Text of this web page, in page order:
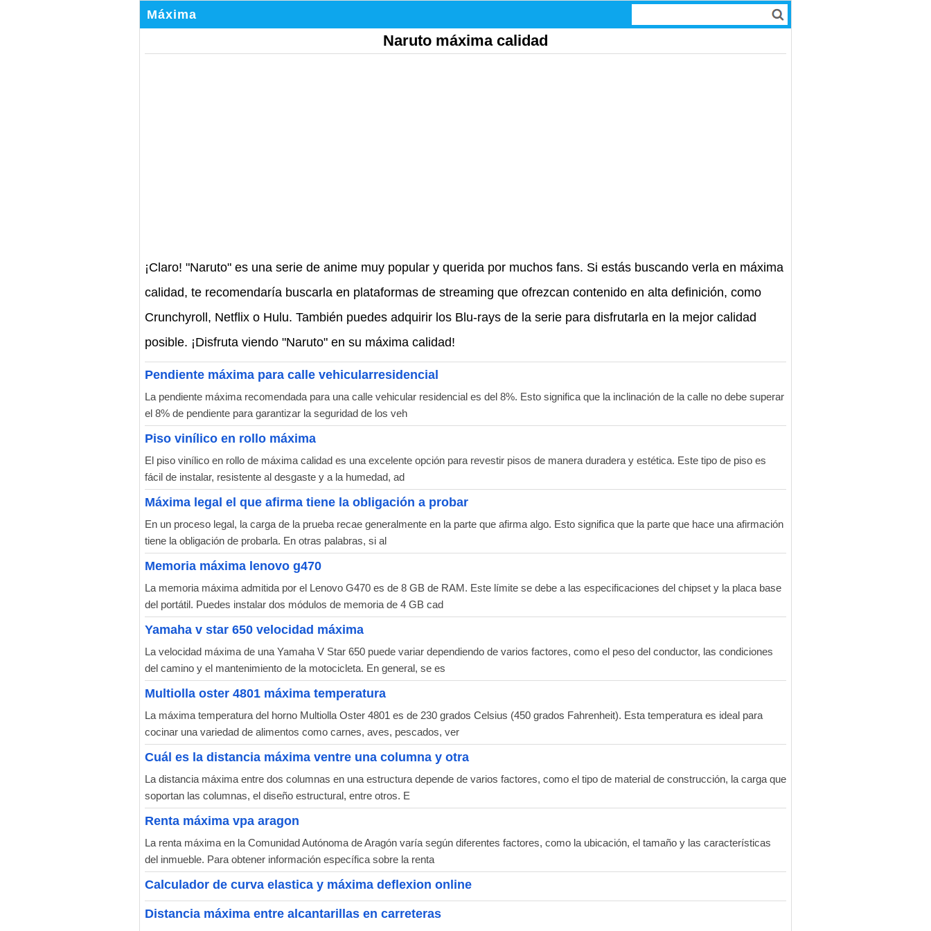
Máxima
Naruto máxima calidad
¡Claro! "Naruto" es una serie de anime muy popular y querida por muchos fans. Si estás buscando verla en máxima
calidad, te recomendaría buscarla en plataformas de streaming que ofrezcan contenido en alta definición, como
Crunchyroll, Netflix o Hulu. También puedes adquirir los Blu-rays de la serie para disfrutarla en la mejor calidad
posible. ¡Disfruta viendo "Naruto" en su máxima calidad!
Pendiente máxima para calle vehicularresidencial
La pendiente máxima recomendada para una calle vehicular residencial es del 8%. Esto significa que la inclinación de la calle no debe superar
el 8% de pendiente para garantizar la seguridad de los veh
Piso vinílico en rollo máxima
El piso vinílico en rollo de máxima calidad es una excelente opción para revestir pisos de manera duradera y estética. Este tipo de piso es
fácil de instalar, resistente al desgaste y a la humedad, ad
Máxima legal el que afirma tiene la obligación a probar
En un proceso legal, la carga de la prueba recae generalmente en la parte que afirma algo. Esto significa que la parte que hace una afirmación
tiene la obligación de probarla. En otras palabras, si al
Memoria máxima lenovo g470
La memoria máxima admitida por el Lenovo G470 es de 8 GB de RAM. Este límite se debe a las especificaciones del chipset y la placa base
del portátil. Puedes instalar dos módulos de memoria de 4 GB cad
Yamaha v star 650 velocidad máxima
La velocidad máxima de una Yamaha V Star 650 puede variar dependiendo de varios factores, como el peso del conductor, las condiciones
del camino y el mantenimiento de la motocicleta. En general, se es
Multiolla oster 4801 máxima temperatura
La máxima temperatura del horno Multiolla Oster 4801 es de 230 grados Celsius (450 grados Fahrenheit). Esta temperatura es ideal para
cocinar una variedad de alimentos como carnes, aves, pescados, ver
Cuál es la distancia máxima ventre una columna y otra
La distancia máxima entre dos columnas en una estructura depende de varios factores, como el tipo de material de construcción, la carga que
soportan las columnas, el diseño estructural, entre otros. E
Renta máxima vpa aragon
La renta máxima en la Comunidad Autónoma de Aragón varía según diferentes factores, como la ubicación, el tamaño y las características
del inmueble. Para obtener información específica sobre la renta
Calculador de curva elastica y máxima deflexion online
Distancia máxima entre alcantarillas en carreteras